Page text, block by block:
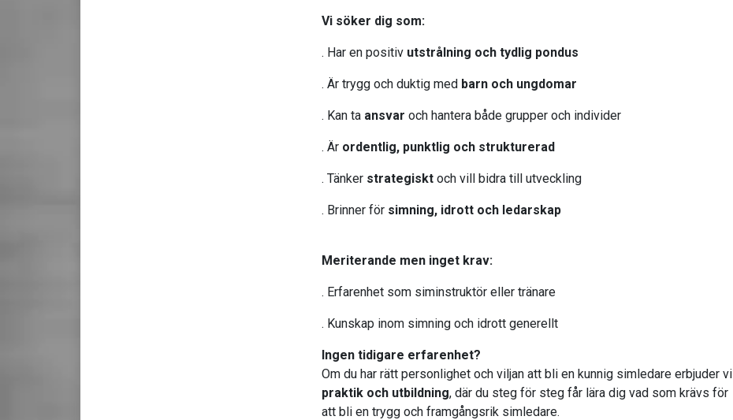
Vi söker dig som:
. Har en positiv utstrålning och tydlig pondus
. Är trygg och duktig med barn och ungdomar
. Kan ta ansvar och hantera både grupper och individer
. Är ordentlig, punktlig och strukturerad
. Tänker strategisktoch vill bidra till utveckling
. Brinner för simning, idrott och ledarskap
Meriterande men inget krav:
. Erfarenhet som siminstruktör eller tränare
. Kunskap inom simning och idrott generellt
Ingen tidigare erfarenhet?
Om du har rätt personlighet och viljan att bli en kunnig simledare erbjuder vi
praktik och utbildning, där du steg för steg får lära dig vad som krävs för
att bli en trygg och framgångsrik simledare.